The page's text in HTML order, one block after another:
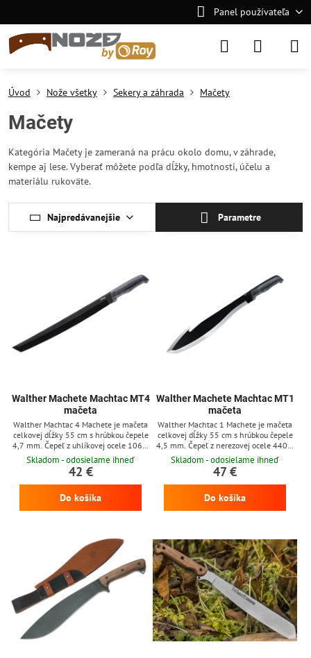
Panel používateľa
Úvod Nože všetky Sekery a záhrada Mačety
Mačety
Kategória Mačety je zameraná na prácu okolo domu, v záhrade,
kempe aj lese. Vyberať môžete podľa dĺžky, hmotnosti, účelu a
materiálu rukoväte.
Najpredávanejšie Parametre
Walther Machete Machtac MT4
mačeta
Walther Machtac 4 Machete je mačeta
celkovej dĺžky 55 cm s hrúbkou čepele
4,7 mm. Čepeľ z uhlíkovej ocele 1065.
Rukoväť z čierneho plastu, tmavé
textilné puzdro.
Skladom - odosielame ihneď
42 €
Do košíka
Walther Machete Machtac MT1
mačeta
Walther Machtac 1 Machete je mačeta
celkovej dĺžky 55 cm s hrúbkou čepele
4,5 mm. Čepeľ z nerezovej ocele 440C.
Rukoväť z čierneho plastu, tmavé
textilné puzdro.
Skladom - odosielame ihneď
47 €
Do košíka